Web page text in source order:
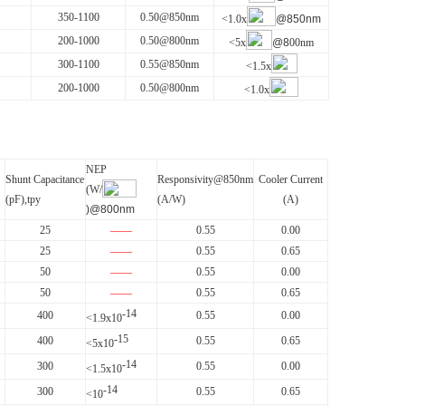
350-1100 0.50@850nm <1.0x
@850nm
200-1000 0.50@800nm <5x @800nm
300-1100 0.55@850nm
<1.5x
200-1000 0.50@800nm <1.0x
Shunt Capacitance
(pF),tpy
NEP
(W/
)@800nm
Responsivity@850nm
(A/W)
Cooler Current
(A)
25 —— 0.55
0.00
25 —— 0.55 0.65
50 —— 0.55
0.00
50 —— 0.55 0.65
400 <1.9x10-14 0.55
0.00
400 <5x10-15 0.55 0.65
300 <1.5x10-14 0.55
0.00
300 <10-14 0.55 0.65